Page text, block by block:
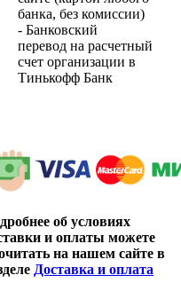
банка, без комиссии)
- Банковский
перевод на расчетный
счет организации в
Тинькофф Банк
об условиях
и оплаты можете
на нашем сайте в
Доставка и оплата